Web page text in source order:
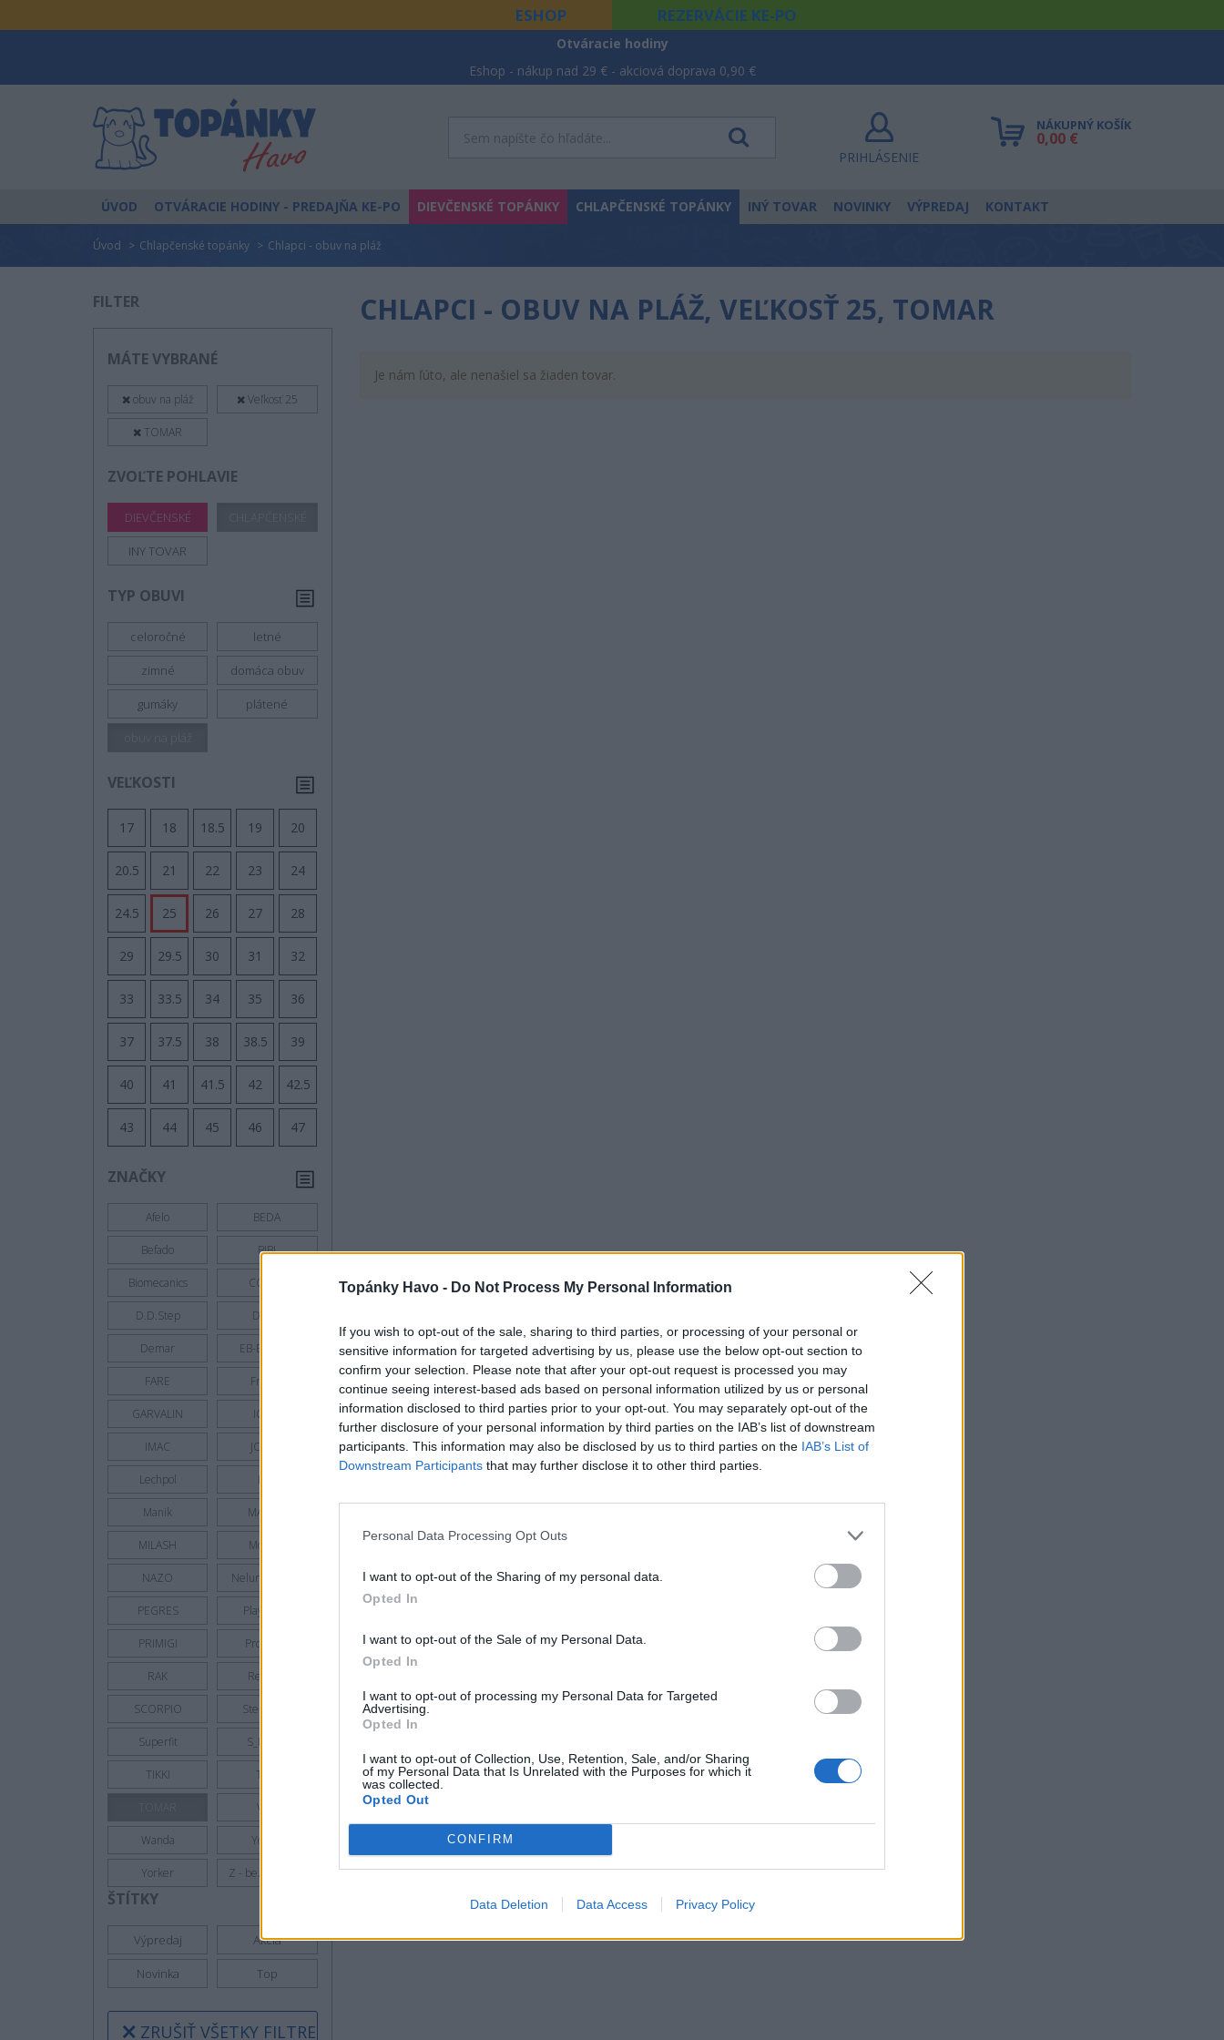
Topánky Havo - Do Not Process My Personal Information
If you wish to opt-out of the sale, sharing to third parties, or processing of your personal or
sensitive information for targeted advertising by us, please use the below opt-out section to
confirm your selection. Please note that after your opt-out request is processed you may
continue seeing interest-based ads based on personal information utilized by us or personal
information disclosed to third parties prior to your opt-out. You may separately opt-out of the
further disclosure of your personal information by third parties on the IAB’s list of downstream
participants. This information may also be disclosed by us to third parties on the IAB’s List of
Downstream Participants that may further disclose it to other third parties.
Personal Data Processing Opt Outs
I want to opt-out of the Sharing of my personal data.
Opted In
I want to opt-out of the Sale of my Personal Data.
Opted In
I want to opt-out of processing my Personal Data for Targeted
Advertising.
Opted In
I want to opt-out of Collection, Use, Retention, Sale, and/or Sharing
of my Personal Data that Is Unrelated with the Purposes for which it
was collected.
Opted Out
CONFIRM
Data Deletion Data Access Privacy Policy
ESHOP REZERVÁCIE KE-PO
Otváracie hodiny
Eshop - nákup nad 29 € - akciová doprava 0,90 €
PRIHLÁSENIE
NÁKUPNÝ KOŠÍK
0,00 €
ÚVOD OTVÁRACIE HODINY - PREDAJŇA KE-PO DIEVČENSKÉ TOPÁNKY CHLAPČENSKÉ TOPÁNKY INÝ TOVAR NOVINKY VÝPREDAJ KONTAKT
Úvod Chlapčenské topánky Chlapci - obuv na pláž
FILTER
MÁTE VYBRANÉ
obuv na pláž Veľkosť 25
TOMAR
ZVOĽTE POHLAVIE
DIEVČENSKÉ
INY TOVAR
TYP OBUVI
celoročné letné
zimné domáca obuv
gumáky plátené
VEĽKOSTI
17 18 18.5 19 20
20.5 21 22 23 24
24.5 25 26 27 28
29 29.5 30 31 32
33 33.5 34 35 36
37 37.5 38 38.5 39
40 41 41.5 42 42.5
43 44 45 46 47
ZNAČKY
Afelo BEDA
Befado BIBI
Biomecanics COQUI
D.D.Step D.P.K.
Demar EB-Brutting
FARE Froddo
GARVALIN IGOR
IMAC JONAP
Lechpol Lico
Manik MAZBIT
MILASH Moneta
NAZO Nelun - Pidilidi
PEGRES Playshoes
PRIMIGI Protetika
RAK Ren But
SCORPIO Sterntaler
Superfit S_Manik
TIKKI Toga
VTR
Wanda Yoclub
Yorker Z - bez zaradenia
ŠTÍTKY
Výpredaj Akcia
Novinka Top
ZRUŠIŤ VŠETKY FILTRE
CHLAPCI - OBUV NA PLÁŽ, VEĽKOSŤ 25, TOMAR
Je nám ľúto, ale nenašiel sa žiaden tovar.